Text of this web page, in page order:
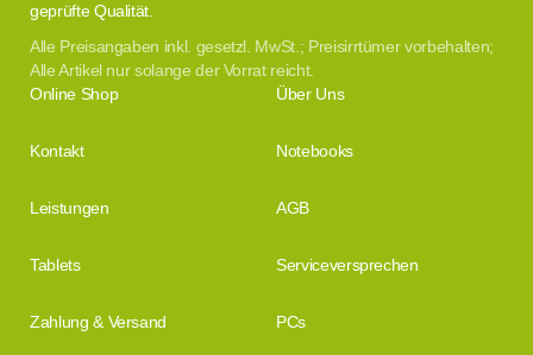
geprüfte Qualität.
Alle Preisangaben inkl. gesetzl. MwSt.; Preisirrtümer vorbehalten;
Alle Artikel nur solange der Vorrat reicht.
Online Shop Über Uns
Kontakt Notebooks
Leistungen AGB
Tablets Serviceversprechen
Zahlung & Versand PCs